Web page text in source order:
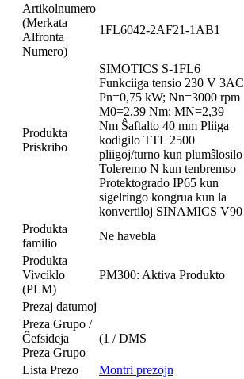
Artikolnumero
(Merkata
Alfronta
Numero)
1FL6042-2AF21-1AB1
Produkta
Priskribo
SIMOTICS S-1FL6
Funkciiga tensio 230 V 3AC
Pn=0,75 kW; Nn=3000 rpm
M0=2,39 Nm; MN=2,39
Nm Ŝaftalto 40 mm Pliiga
kodigilo TTL 2500
pliigoj/turno kun plumŝlosilo
Toleremo N kun tenbremso
Protektogrado IP65 kun
sigelringo kongrua kun la
konvertiloj SINAMICS V90
Produkta
familio
Ne havebla
Produkta
Vivciklo
(PLM)
PM300: Aktiva Produkto
Prezaj datumoj
Preza Grupo /
Ĉefsideja
Preza Grupo
(1 / DMS
Lista Prezo
Montri prezojn